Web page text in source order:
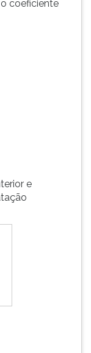
coeficiente
e